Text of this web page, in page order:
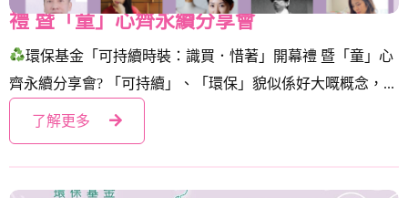
禮 暨「童」心齊永續分享會
環保基金「可持續時裝：識買．惜著」開幕禮 暨「童」心
齊永續分享會? 「可持續」、「環保」貌似係好大嘅概念，...
了解更多